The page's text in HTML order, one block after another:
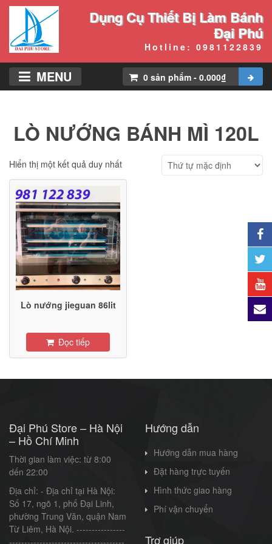
Dụng Cụ Thiết Bị Làm Bánh
Đại Phú
Hotline: 0981122839
MENU 0 sản phẩm- 0.000₫
LÒ NƯỚNG BÁNH MÌ 120L
Hiển thị một kết quả duy nhất
Lò nướng jieguan 86lit
Đọc tiếp
Đại Phú Store – Hà Nội
– Hồ Chí Minh
Thời gian làm việc: từ 8:00
dến 22:00
Địa chỉ: - Địa chỉ tại Hà Nội:
Số 17, ngõ 1, phố Đại Linh,
phường Trung Văn, quận Nam
Từ Liêm, Hà Nội. ----------------
--------------------------------------
Hướng dẫn
Hướng dẫn mua hàng
Đặt hàng trực tuyến
Hình thức giao hàng
Phí vận chuyển
Trợ giúp